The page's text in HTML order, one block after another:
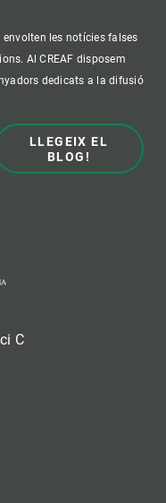
les notícies falses
Al CREAF disposem
dedicats a la difusió
LLEGEIX EL
BLOG!
C